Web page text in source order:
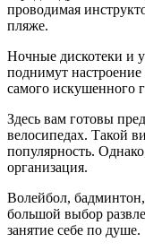
проводимая
пляже.
Ночные дискотеки и
поднимут настроение
самого искушенного
Здесь вам готовы
велосипедах. Такой
популярность.
организация.
Волейбол,
большой выбор
занятие себе по душе.